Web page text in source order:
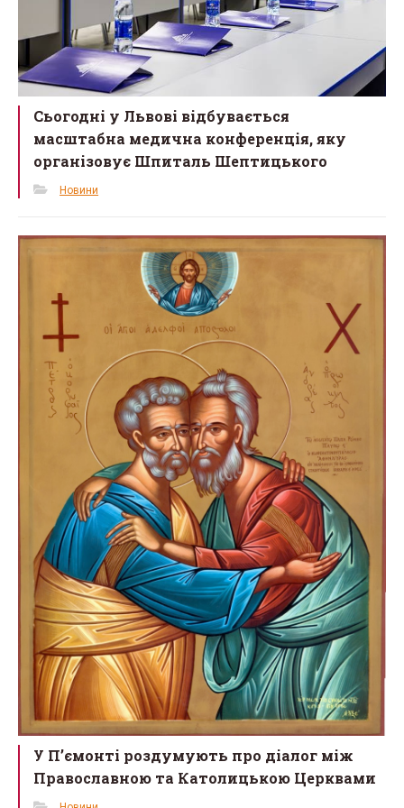
Сьогодні у Львові відбувається
масштабна медична конференція, яку
організовує Шпиталь Шептицького
Новини
У П’ємонті роздумують про діалог між
Православною та Католицькою Церквами